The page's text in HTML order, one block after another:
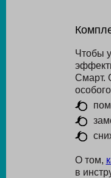
Чтобы
Смарт.
О том,
в